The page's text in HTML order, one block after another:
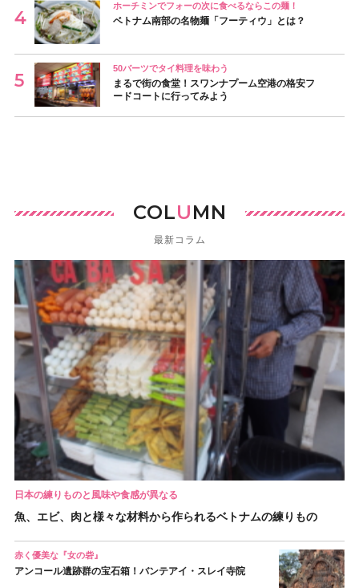
ホーチミンでフォーの次に食べるならこの麺！
ベトナム南部の名物麺「フーティウ」とは？
50バーツでタイ料理を味わう
まるで街の食堂！スワンナプーム空港の格安フ
ードコートに行ってみよう
COLUMN
最新コラム
日本の練りものと風味や食感が異なる
魚、エビ、肉と様々な材料から作られるベトナムの練りもの
赤く優美な『女の砦』
アンコール遺跡群の宝石箱！バンテアイ・スレイ寺院